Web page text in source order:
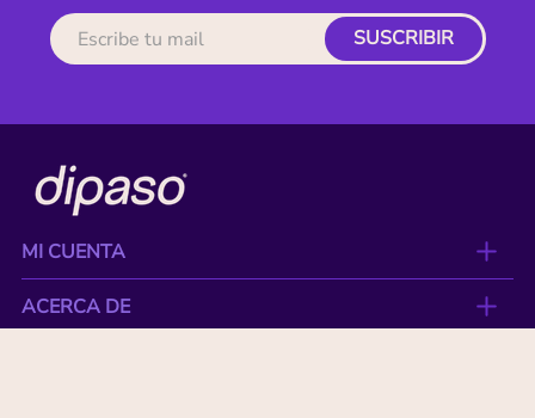
SUSCRIBIR
MI CUENTA
ACERCA DE